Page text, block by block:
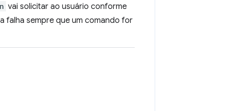
vai solicitar ao usuário conforme
falha sempre que um comando for